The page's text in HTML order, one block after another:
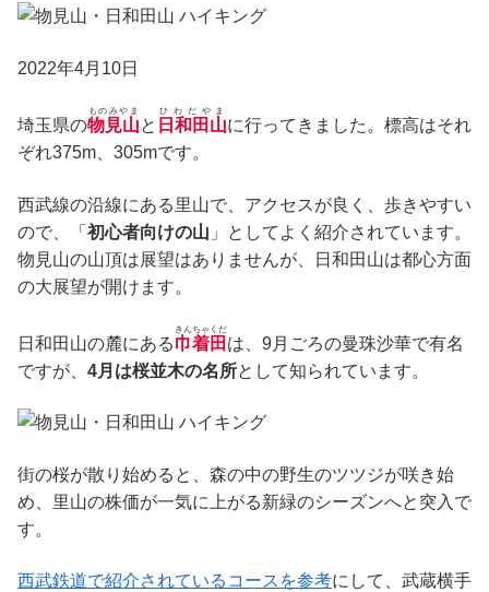
2022年4月10日
埼玉県の物見山
ものみやま
と 日和田山
ひわだやま
に行ってきました。標高はそれ
ぞれ375m、305mです。
西武線の沿線にある里山で、アクセスが良く、歩きやすい
ので、「 初心者向けの山 」としてよく紹介されています。
物見山の山頂は展望はありませんが、日和田山は都心方面
の大展望が開けます。
日和田山の麓にある巾着田
きんちゃくだ
は、9月ごろの曼珠沙華で有名
ですが、 4月は桜並木の名所として知られています。
街の桜が散り始めると、森の中の野生のツツジが咲き始
め、里山の株価が一気に上がる新緑のシーズンへと突入で
す。
西武鉄道で紹介されているコースを参考にして、武蔵横手